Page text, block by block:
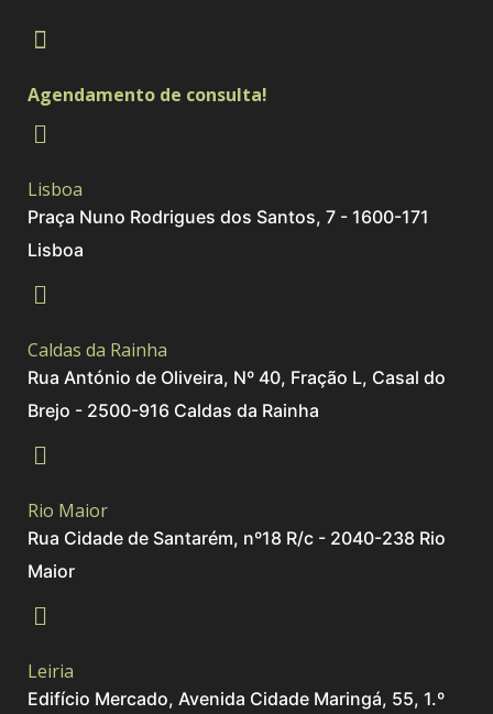
Agendamento de consulta!
Lisboa
Praça Nuno Rodrigues dos Santos, 7 - 1600-171
Lisboa
Caldas da Rainha
Rua António de Oliveira, Nº 40, Fração L, Casal do
Brejo - 2500-916 Caldas da Rainha
Rio Maior
Rua Cidade de Santarém, nº18 R/c - 2040-238 Rio
Maior
Leiria
Edifício Mercado, Avenida Cidade Maringá, 55, 1.º